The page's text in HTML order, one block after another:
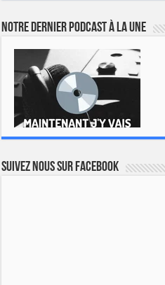
Notre dernier podcast à la une
Suivez nous sur Facebook